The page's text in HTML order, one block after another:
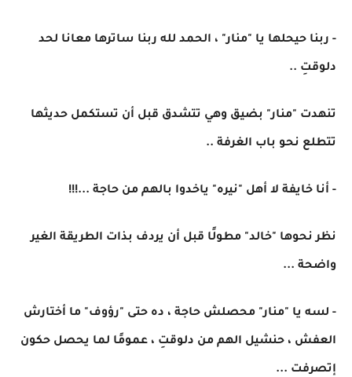
- ربنا حيحلها يا "منار" ، الحمد لله ربنا ساترها معانا لحد
دلوقتِ ..
تنهدت "منار" بضيق وهي تتشدق قبل أن تستكمل حديثها
تتطلع نحو باب الغرفة ..
- أنا خايفة لا أهل "نيره" ياخدوا بالهم من حاجة ...!!!
نظر نحوها "خالد" مطولًا قبل أن يردف بذات الطريقة الغير
واضحة ...
- لسه يا "منار" محصلش حاجة ، ده حتى "رؤوف" ما أختارش
العفش ، حنشيل الهم من دلوقتِ ، عمومًا لما يحصل حكون
إتصرفت ...